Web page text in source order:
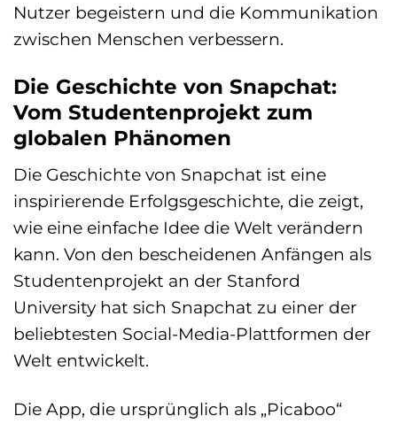
Nutzer begeistern und die Kommunikation
zwischen Menschen verbessern.
Die Geschichte von Snapchat:
Vom Studentenprojekt zum
globalen Phänomen
Die Geschichte von Snapchat ist eine
inspirierende Erfolgsgeschichte, die zeigt,
wie eine einfache Idee die Welt verändern
kann. Von den bescheidenen Anfängen als
Studentenprojekt an der Stanford
University hat sich Snapchat zu einer der
beliebtesten Social-Media-Plattformen der
Welt entwickelt.
Die App, die ursprünglich als „Picaboo“